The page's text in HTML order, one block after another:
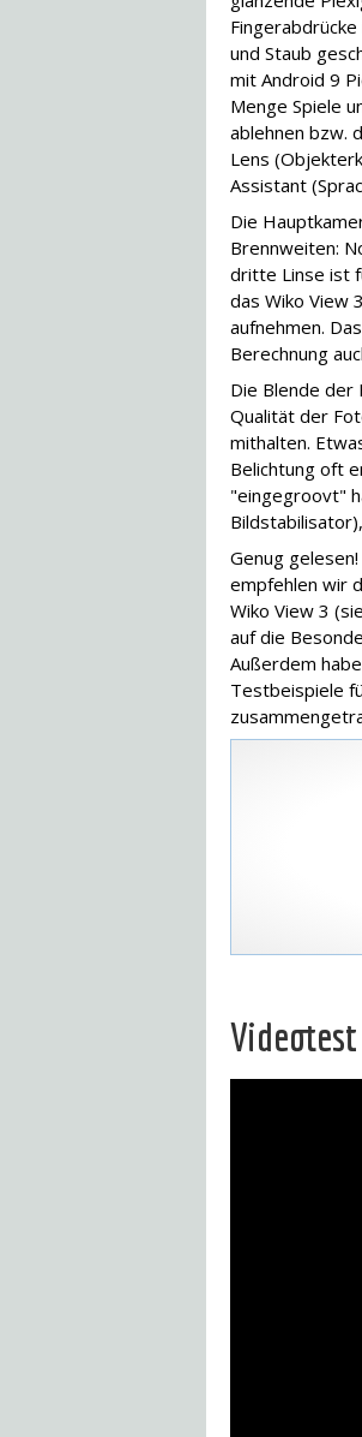
und Staub
mit Android 9
Menge Spiele
ablehnen bzw.
Lens
Assistant
Die
Brennweiten:
dritte Linse ist
das Wiko View
aufnehmen.
Berechnung
Die Blende der
Qualität der
mithalten.
Belichtung oft
"eingegroovt"
Genug
empfehlen wir
Wiko View 3
auf die
Außerdem
Testbeispiele